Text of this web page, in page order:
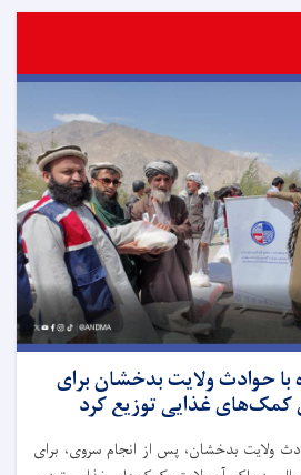
با حوادث ولایت بدخشان برای
ولایت بدخشان، پس از انجام سروی، برای